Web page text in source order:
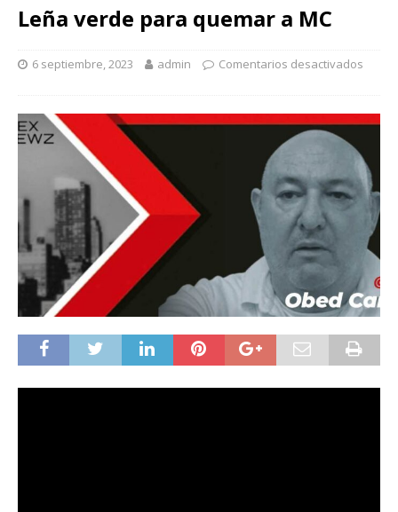
Leña verde para quemar a MC
6 septiembre, 2023 admin Comentarios desactivados